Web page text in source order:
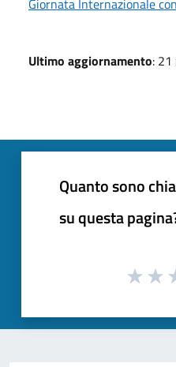
Ultimo aggiornamento:
Quanto sono
su questa